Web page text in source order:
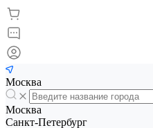
Москва
Москва
Санкт-Петербург